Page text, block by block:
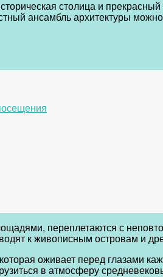
столица и
ансамбль архитектуры
переплетаются с
к живописным островам и
оживает перед глазами
в атмосферу